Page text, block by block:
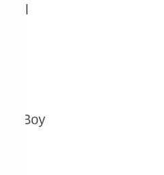
Bad Boy